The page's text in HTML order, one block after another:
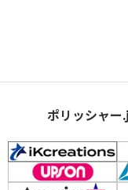
ポリッシャー